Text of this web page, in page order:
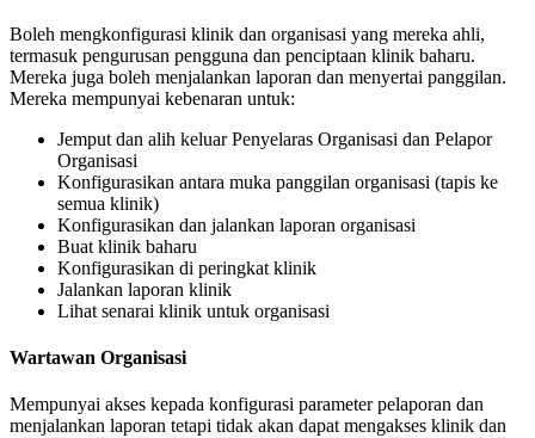
Boleh mengkonfigurasi klinik dan organisasi yang mereka ahli,
termasuk pengurusan pengguna dan penciptaan klinik baharu.
Mereka juga boleh menjalankan laporan dan menyertai panggilan.
Mereka mempunyai kebenaran untuk:
Jemput dan alih keluar Penyelaras Organisasi dan Pelapor
Organisasi
Konfigurasikan antara muka panggilan organisasi (tapis ke
semua klinik)
Konfigurasikan dan jalankan laporan organisasi
Buat klinik baharu
Konfigurasikan di peringkat klinik
Jalankan laporan klinik
Lihat senarai klinik untuk organisasi
Wartawan Organisasi
Mempunyai akses kepada konfigurasi parameter pelaporan dan
menjalankan laporan tetapi tidak akan dapat mengakses klinik dan